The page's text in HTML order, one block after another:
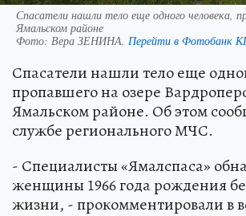
Спасатели нашли тело еще одного человека,
Ямальском районе
Фото: Вера ЗЕНИНА. Перейти в Фотобанк
Спасатели нашли тело еще
пропавшего на озере
Ямальском районе. Об этом
службе регионального МЧС.
- Специалисты «Ямалспаса»
женщины 1966 года рождения
жизни, - прокомментировали в